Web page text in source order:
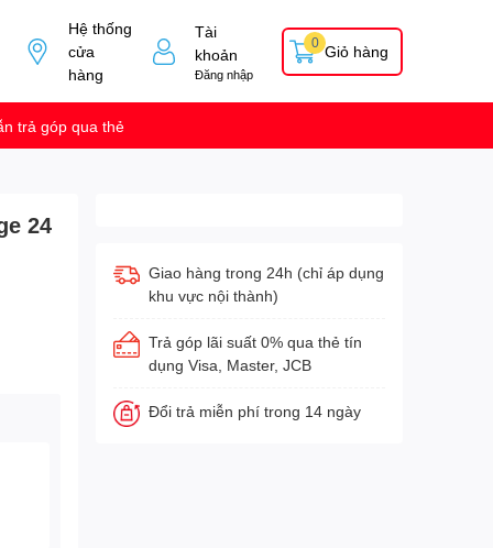
Hệ thống
cửa
hàng
Tài
khoản
Đăng nhập
Giỏ hàng
0
trả góp qua thẻ
24
Giao hàng trong 24h (chỉ áp dụng
khu vực nội thành)
Trả góp lãi suất 0% qua thẻ tín
dụng Visa, Master, JCB
Đổi trả miễn phí trong 14 ngày